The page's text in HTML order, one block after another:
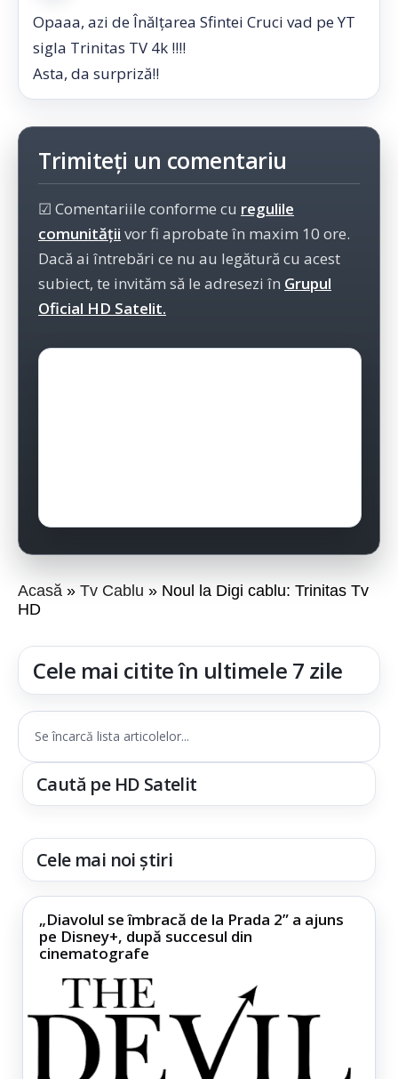
Opaaa, azi de Înălțarea Sfintei Cruci vad pe YT
sigla Trinitas TV 4k !!!!
Asta, da surpriză!!
Trimiteți un comentariu
☑ Comentariile conforme cu regulile
comunității vor fi aprobate în maxim 10 ore.
Dacă ai întrebări ce nu au legătură cu acest
subiect, te invităm să le adresezi în Grupul
Oficial HD Satelit.
Acasă Tv Cablu
Noul la Digi cablu: Trinitas Tv
HD
Cele mai citite în ultimele 7 zile
Se încarcă lista articolelor...
Caută pe HD Satelit
Cele mai noi știri
„Diavolul se îmbracă de la Prada 2” a ajuns
pe Disney+, după succesul din
cinematografe